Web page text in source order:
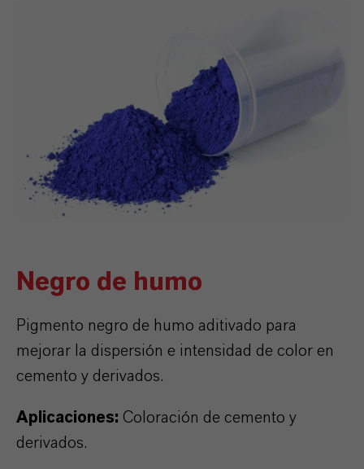
Negro de humo
Pigmento negro de humo aditivado para
mejorar la dispersión e intensidad de color en
cemento y derivados.
Aplicaciones: Coloración de cemento y
derivados.